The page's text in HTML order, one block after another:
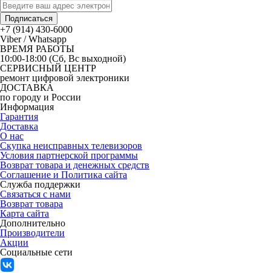
Подписаться
+7 (914) 430-6000
Viber / Whatsapp
ВРЕМЯ РАБОТЫ
10:00-18:00 (Сб, Вс выходной)
СЕРВИСНЫЙ ЦЕНТР
ремонт цифровой электроники
ДОСТАВКА
по городу и России
Информация
Гарантия
Доставка
О нас
Скупка неисправных телевизоров
Условия партнерской программы
Возврат товара и денежных средств
Соглашение и Политика сайта
Служба поддержки
Связаться с нами
Возврат товара
Карта сайта
Дополнительно
Производители
Акции
Социальные сети